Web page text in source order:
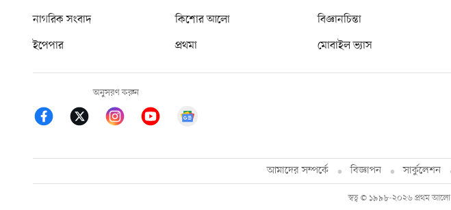
নাগরিক সংবাদ কিশোর আলো বিজ্ঞানচিন্তা
ইপেপার
প্রথমা মোবাইল ভ্যাস
অনুসরণ করুন
আমাদের সম্পর্কে বিজ্ঞাপন সার্কুলেশন
স্বত্ব © ১৯৯৮-২০২৬ প্রথম আলো